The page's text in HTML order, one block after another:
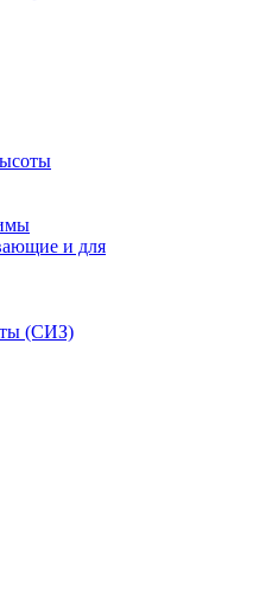
и для
(СИЗ)